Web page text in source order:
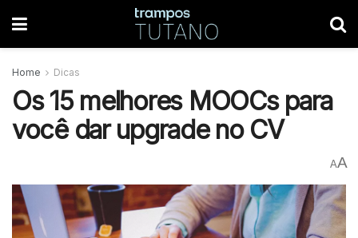
Home Dicas
Os 15 melhores MOOCs para
você dar upgrade no CV
AA